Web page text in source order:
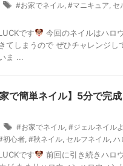
#お家でネイル, #マニキュア, セ
です
今回のネイルはハロ
てしまうので ぜひチャレンジ
ま ...
家で簡単ネイル】5分で完
#お家でネイル, #ジェルネイル
初心者, #秋ネイル, セルフネイル, ハ
です 前回に引き続きハロ